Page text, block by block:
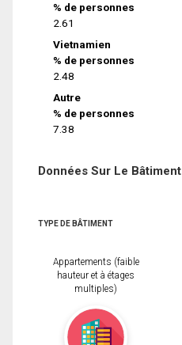
% de personnes
2.61
Vietnamien
% de personnes
2.48
Autre
% de personnes
7.38
Données Sur Le Bâtiment
TYPE DE BÂTIMENT
Appartements (faible
hauteur et à étages
multiples)